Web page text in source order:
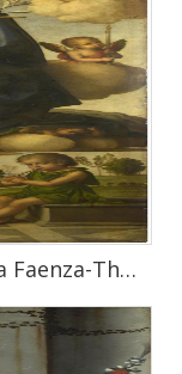
大英博物馆-Giovanni Battista da Faenza-The Virgin and Child in Glory